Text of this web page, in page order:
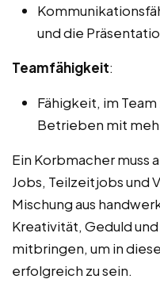
und die
Teamfähigkeit:
Fähigkeit, im
Betrieben mit
Ein Korbmacher muss
Jobs, Teilzeitjobs und
Mischung aus
Kreativität, Geduld
mitbringen, um in
erfolgreich zu sein.